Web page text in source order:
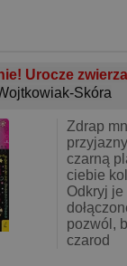
Urocze
Skóra
Zdrap
czarną
ciebie
Odkryj
pozwól,
czarod